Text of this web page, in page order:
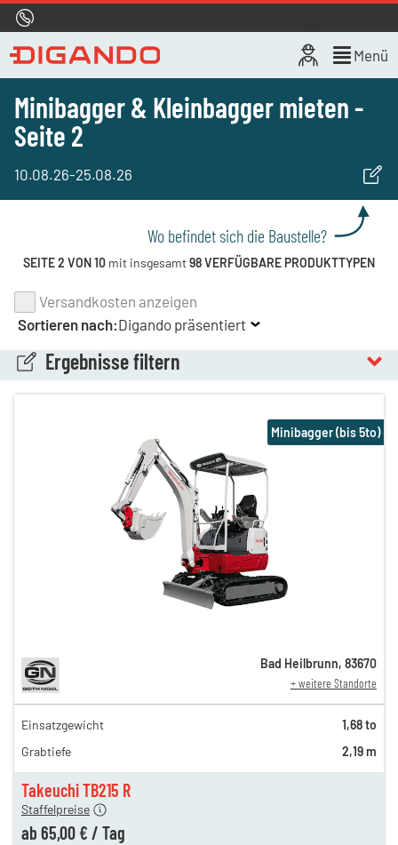
Menü
Minibagger & Kleinbagger mieten -
Seite 2
10.08.26-25.08.26
Wo befindet sich die Baustelle?
SEITE 2 VON 10mit insgesamt98 VERFÜGBARE PRODUKTTYPEN
Ergebnisse filtern
Versandkosten anzeigen
Sortieren nach:Digando präsentiert
Takeuchi TB215 R
105,00 €
85,00 €
Staffelpreise
ab 65,00 € / Tag
Minibagger (bis 5to)
Bad Heilbrunn, 83670
+ weitere Standorte
Einsatzgewicht
1,68 to
Grabtiefe
2,19 m